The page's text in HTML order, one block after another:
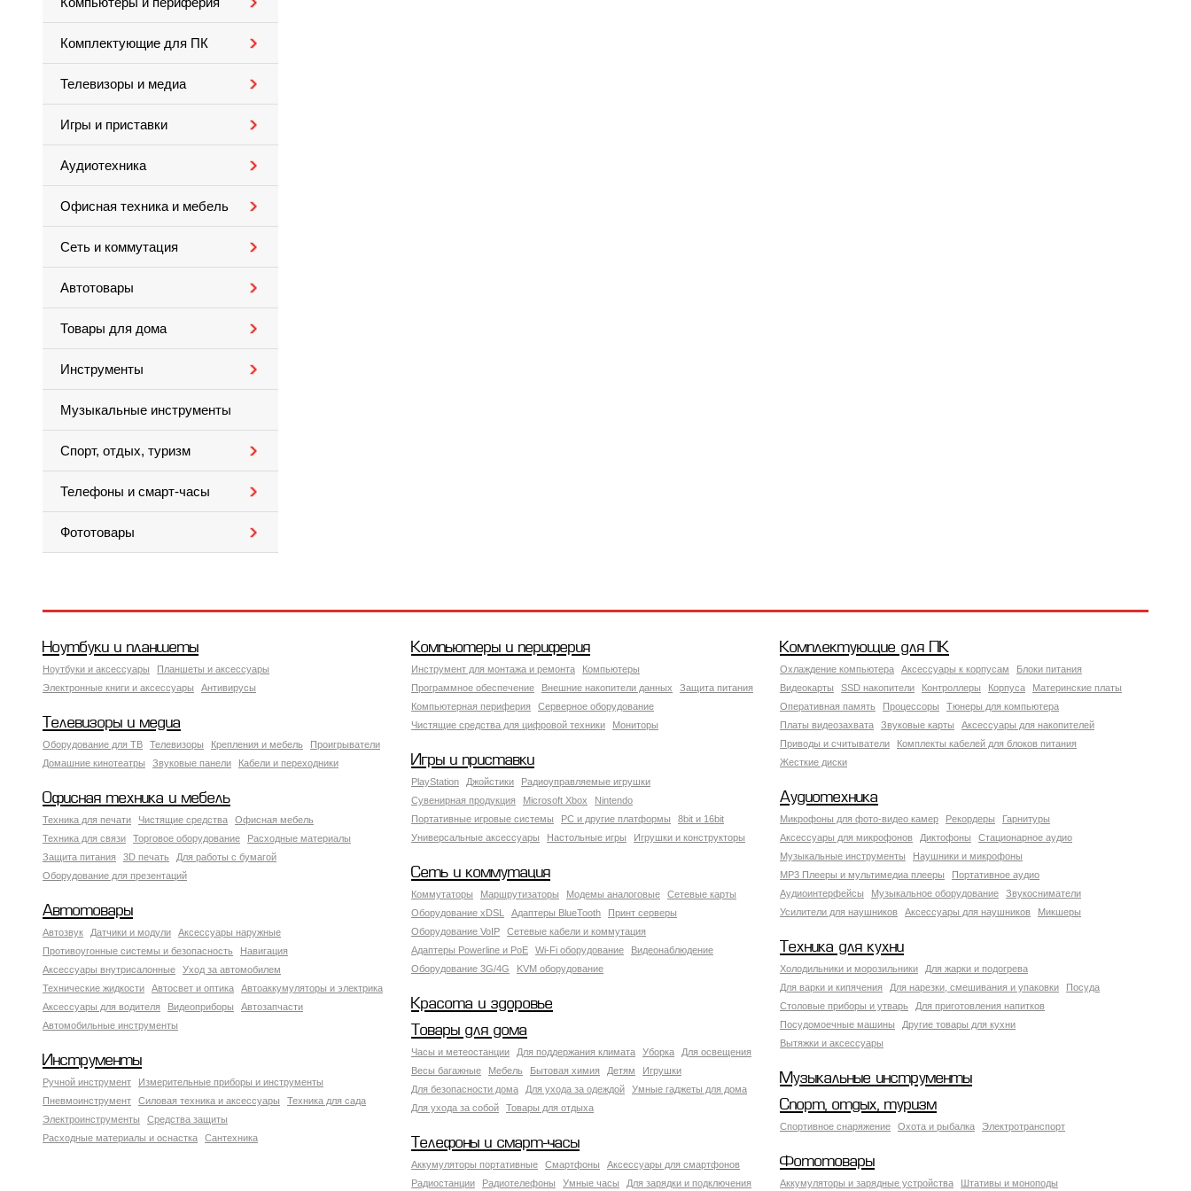
Комплектующие для ПК
Телевизоры и медиа
Игры и приставки
Аудиотехника
Офисная техника и мебель
Сеть и коммутация
Автотовары
Товары для дома
Инструменты
Музыкальные инструменты
Спорт, отдых, туризм
Телефоны и смарт-часы
Фототовары
Ноутбуки и планшеты
Ноутбуки и аксессуары
Планшеты и аксессуары
Электронные книги и аксессуары
Антивирусы
Компьютеры и периферия
Инструмент для монтажа и ремонта
Компьютеры
Программное обеспечение
Внешние накопители данных
Защита питания
Компьютерная периферия
Серверное оборудование
Чистящие средства для цифровой техники
Мониторы
Комплектующие для ПК
Охлаждение компьютера Аксессуары к корпусам
Блоки питания
Видеокарты
SSD накопители Контроллеры Корпуса
Материнские платы
Оперативная память
Процессоры
Тюнеры для компьютера
Платы видеозахвата
Звуковые карты
Аксессуары для накопителей
Приводы и считыватели
Комплекты кабелей для блоков питания
Жесткие диски
Телевизоры и медиа
Оборудование для ТВ Телевизоры Крепления и мебель
Проигрыватели
Домашние кинотеатры
Звуковые панели Кабели и переходники Игры и приставки
PlayStation Джойстики
Радиоуправляемые игрушки
Сувенирная продукция
Microsoft Xbox
Nintendo
Портативные игровые системы
PC и другие платформы
8bit и 16bit
Универсальные аксессуары
Настольные игры Игрушки и конструкторы
Аудиотехника
Микрофоны для фото-видео камер Рекордеры
Гарнитуры
Аксессуары для микрофонов
Диктофоны
Стационарное аудио
Музыкальные инструменты
Наушники и микрофоны
MP3 Плееры и мультимедиа плееры
Портативное аудио
Аудиоинтерфейсы
Музыкальное оборудование
Звукосниматели
Усилители для наушников
Аксессуары для наушников Микшеры
Офисная техника и мебель
Техника для печати Чистящие средства
Офисная мебель
Техника для связи
Торговое оборудование
Расходные материалы
Защита питания
3D печать
Для работы с бумагой
Оборудование для презентаций
Сеть и коммутация
Коммутаторы Маршрутизаторы Модемы аналоговые
Сетевые карты
Оборудование xDSL
Адаптеры BlueTooth
Принт серверы
Оборудование VoIP
Сетевые кабели и коммутация
Адаптеры Powerline и PoE
Wi-Fi оборудование
Видеонаблюдение
Оборудование 3G/4G
KVM оборудование
Автотовары
Автозвук Датчики и модули
Аксессуары наружные
Противоугонные системы и безопасность
Навигация
Аксесcуары внутрисалонные
Уход за автомобилем
Технические жидкости
Автосвет и оптика
Автоаккумуляторы и электрика
Аксессуары для водителя
Видеоприборы
Автозапчасти
Автомобильные инструменты
Техника для кухни
Холодильники и морозильники
Для жарки и подогрева
Для варки и кипячения
Для нарезки, смешивания и упаковки
Посуда
Столовые приборы и утварь
Для приготовления напитков
Посудомоечные машины
Другие товары для кухни
Вытяжки и аксессуары
Красота и здоровье
Товары для дома
Часы и метеостанции Для поддержания климата Уборка
Для освещения
Весы багажные
Мебель Бытовая химия Детям
Игрушки
Для безопасности дома
Для ухода за одеждой
Умные гаджеты для дома
Для ухода за собой
Товары для отдыха
Инструменты
Ручной инструмент
Измерительные приборы и инструменты
Пневмоинструмент
Силовая техника и аксессуары
Техника для сада
Электроинструменты
Средства защиты
Расходные материалы и оснастка
Сантехника
Музыкальные инструменты
Спорт, отдых, туризм
Спортивное снаряжение Охота и рыбалка Электротранспорт
Телефоны и смарт-часы
Аккумуляторы портативные Смартфоны
Аксессуары для смартфонов
Радиостанции
Радиотелефоны Умные часы Для зарядки и подключения
Фототовары
Аккумуляторы и зарядные устройства Штативы и моноподы